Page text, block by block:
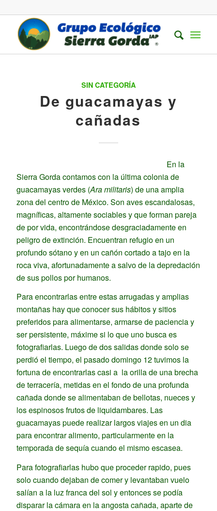
SIN CATEGORÍA
De guacamayas y
cañadas
En la
Sierra Gorda contamos con la última colonia de
guacamayas verdes (Ara militaris) de una amplia
zona del centro de México. Son aves escandalosas,
magníficas, altamente sociables y que forman pareja
de por vida, encontrándose desgraciadamente en
peligro de extinción. Encuentran refugio en un
profundo sótano y en un cañón cortado a tajo en la
roca viva, afortunadamente a salvo de la depredación
de sus pollos por humanos.
Para encontrarlas entre estas arrugadas y amplias
montañas hay que conocer sus hábitos y sitios
preferidos para alimentarse, armarse de paciencia y
ser persistente, máxime si lo que uno busca es
fotografiarlas. Luego de dos salidas donde solo se
perdió el tiempo, el pasado domingo 12 tuvimos la
fortuna de encontrarlas casi a la orilla de una brecha
de terracería, metidas en el fondo de una profunda
cañada donde se alimentaban de bellotas, nueces y
los espinosos frutos de liquidambares. Las
guacamayas puede realizar largos viajes en un dia
para encontrar alimento, particularmente en la
temporada de sequía cuando el mismo escasea.
Para fotografiarlas hubo que proceder rapido, pues
solo cuando dejaban de comer y levantaban vuelo
salían a la luz franca del sol y entonces se podía
disparar la cámara en la angosta cañada, aparte de